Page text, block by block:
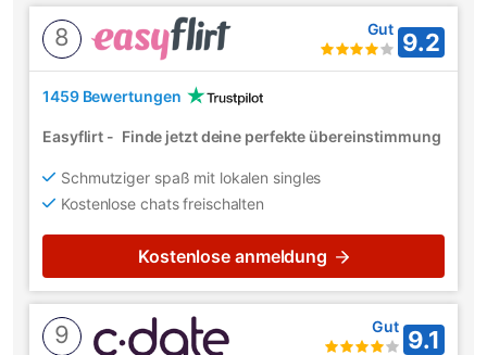
8
1459 Bewertungen
Easyflirt - Finde jetzt deine perfekte übereinstimmung
Schmutziger spaß mit lokalen singles
Kostenlose chats freischalten
Gut 9.2
Kostenlose anmeldung
9 Gut 9.1